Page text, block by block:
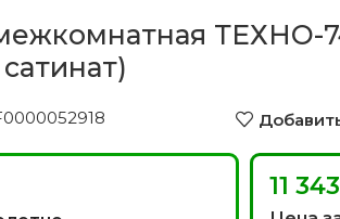
ТЕХНО-
11